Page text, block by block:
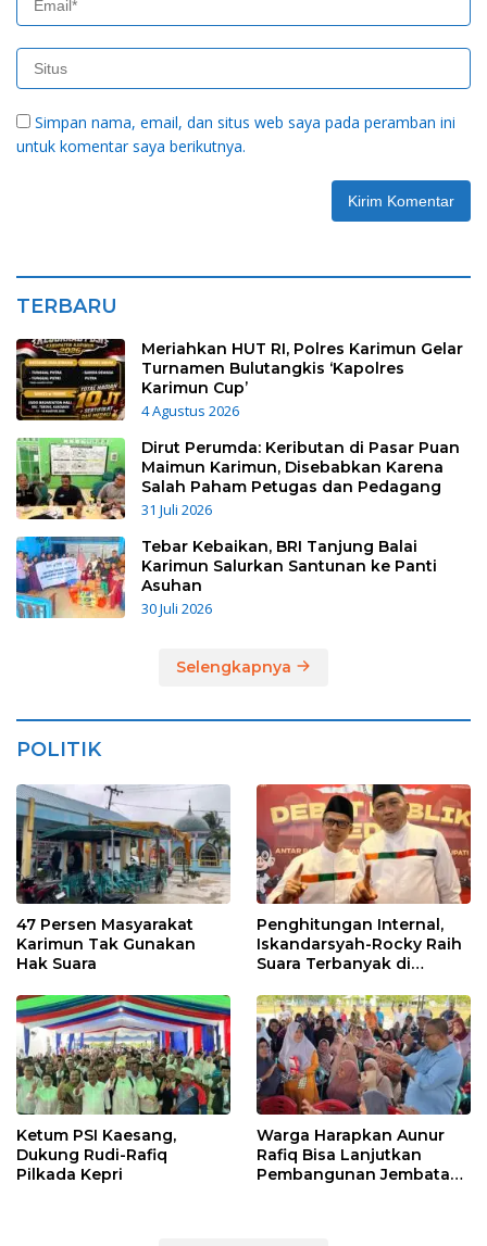
Simpan nama, email, dan situs web saya pada peramban ini
untuk komentar saya berikutnya.
TERBARU
Meriahkan HUT RI, Polres Karimun Gelar
Turnamen Bulutangkis ‘Kapolres
Karimun Cup’
4 Agustus 2026
Dirut Perumda: Keributan di Pasar Puan
Maimun Karimun, Disebabkan Karena
Salah Paham Petugas dan Pedagang
31 Juli 2026
Tebar Kebaikan, BRI Tanjung Balai
Karimun Salurkan Santunan ke Panti
Asuhan
30 Juli 2026
Selengkapnya
POLITIK
47 Persen Masyarakat
Karimun Tak Gunakan
Hak Suara
Penghitungan Internal,
Iskandarsyah-Rocky Raih
Suara Terbanyak di
Ketum PSI Kaesang,
Dukung Rudi-Rafiq
Pilkada Kepri
Warga Harapkan Aunur
Rafiq Bisa Lanjutkan
Pembangunan Jembatan